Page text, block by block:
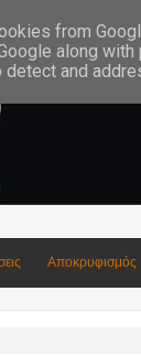
Αποκρυφισμός
from
along
and